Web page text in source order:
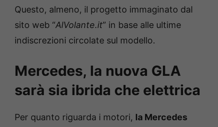
Questo, almeno, il progetto immaginato dal
sito web “AlVolante.it” in base alle ultime
indiscrezioni circolate sul modello.
Mercedes, la nuova GLA
sarà sia ibrida che elettrica
Per quanto riguarda i motori, la Mercedes